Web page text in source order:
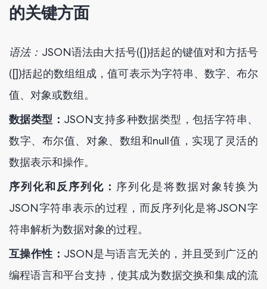
的关键方面
语法： JSON语法由大括号({})括起的键值对和方括号
([])括起的数组组成，值可表示为字符串、数字、布尔
值、对象或数组。
数据类型： JSON支持多种数据类型，包括字符串、
数字、布尔值、对象、数组和null值，实现了灵活的
数据表示和操作。
序列化和反序列化： 序列化是将数据对象转换为
JSON字符串表示的过程，而反序列化是将JSON字
符串解析为数据对象的过程。
互操作性： JSON是与语言无关的，并且受到广泛的
编程语言和平台支持，使其成为数据交换和集成的流